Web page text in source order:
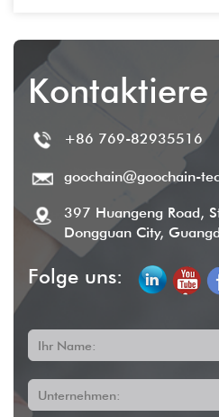
Kontaktiere
+86 769-82935516
goochain@goochain-
397 Huangeng Road,
Dongguan City,
Folge uns:
Ihr Name:
Unternehmen: